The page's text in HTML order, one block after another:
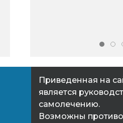
Приведенная на
является
самолечению.
Возможны